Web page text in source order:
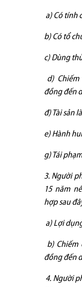
a) Có tính
b) Có tổ
c) Dùng
d)
đồng đến
đ) Tài sản
e) Hành
g) Tái
3. Người
15 năm
hợp sau
a) Lợi
b) Chiếm
đồng đến
4. Người